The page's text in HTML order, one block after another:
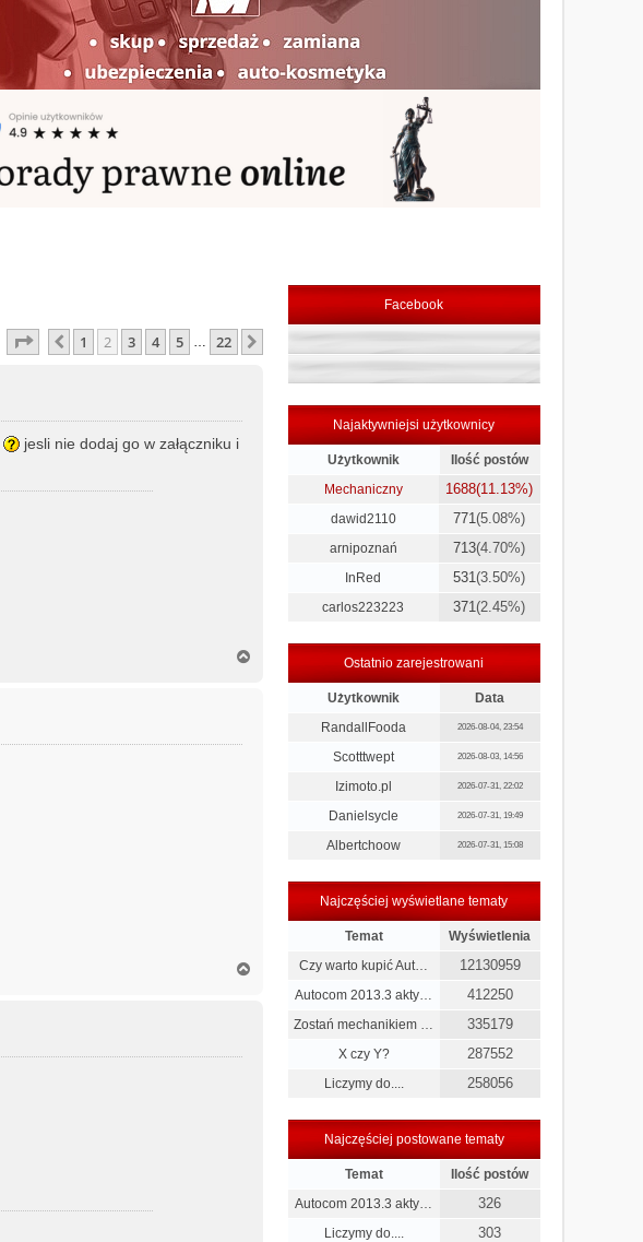
Strona2 22
Poprzednia
1 2 3 4 5 … 22 Następna
jesli nie dodaj go w załączniku i
Facebook
Najaktywniejsi użytkownicy
Użytkownik
Ilość postów
Mechaniczny
1688(11.13%)
dawid2110 771(5.08%)
arnipoznań 713(4.70%)
InRed 531(3.50%)
carlos223223 371(2.45%)
Ostatnio zarejestrowani
Użytkownik
Data
RandallFooda
2026-08-04, 23:54
Scotttwept 2026-08-03, 14:56
Izimoto.pl 2026-07-31, 22:02
Danielsycle 2026-07-31, 19:49
Albertchoow 2026-07-31, 15:08
Najczęściej wyświetlane tematy
Temat
Wyświetlenia
Czy warto kupić Aut…
12130959
Autocom 2013.3 akty… 412250
Zostań mechanikiem … 335179
X czy Y? 287552
Liczymy do.... 258056
Najczęściej postowane tematy
Temat
Ilość postów
Autocom 2013.3 akty…
326
Liczymy do.... 303